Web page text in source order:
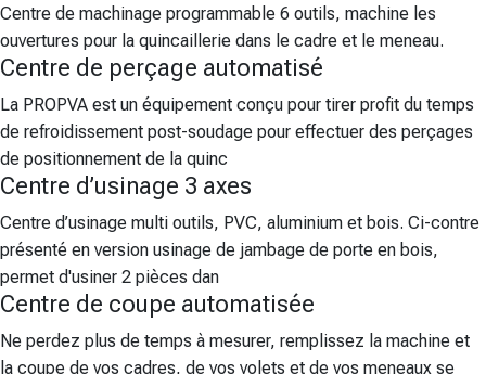
Centre de machinage programmable 6 outils, machine les
ouvertures pour la quincaillerie dans le cadre et le meneau.
Centre de perçage automatisé
La PROPVA est un équipement conçu pour tirer profit du temps
de refroidissement post-soudage pour effectuer des perçages
de positionnement de la quinc
Centre d’usinage 3 axes
Centre d’usinage multi outils, PVC, aluminium et bois. Ci-contre
présenté en version usinage de jambage de porte en bois,
permet d'usiner 2 pièces dan
Centre de coupe automatisée
Ne perdez plus de temps à mesurer, remplissez la machine et
la coupe de vos cadres, de vos volets et de vos meneaux se